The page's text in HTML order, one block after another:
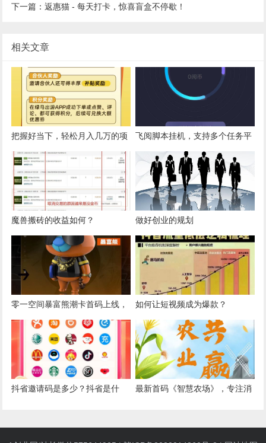
下一篇：返惠猫 - 每天打卡，惊喜盲盒不停歇！
相关文章
把握好当下，轻松月入几万的项
目-绿马出游
飞阅脚本挂机，支持多个任务平
台，单机一天10+
魔兽搬砖的收益如何？ 做好创业的规划
零一空间暴富熊潮卡首码上线，
年底神盘，不谈扶持，直接封号
如何让短视频成为爆款？
抖省邀请码是多少？抖省是什
最新首码《智慧农场》，专注消